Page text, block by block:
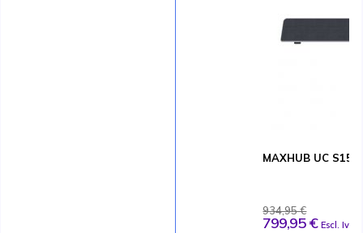
MAXHUB UC
934,95 €
799,95 € Escl. Iva